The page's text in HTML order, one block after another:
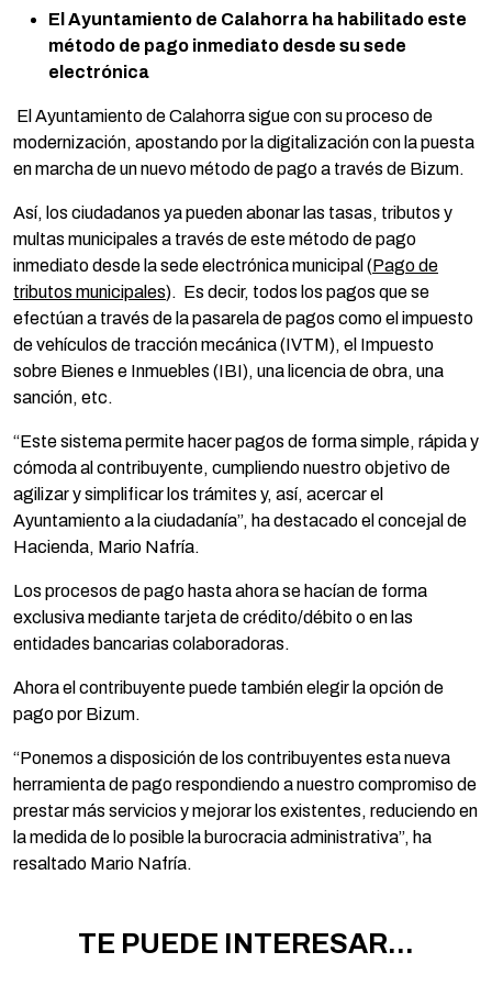
El Ayuntamiento de Calahorra ha habilitado este
método de pago inmediato desde su sede
electrónica
El Ayuntamiento de Calahorra sigue con su proceso de
modernización, apostando por la digitalización con la puesta
en marcha de un nuevo método de pago a través de Bizum.
Así, los ciudadanos ya pueden abonar las tasas, tributos y
multas municipales a través de este método de pago
inmediato desde la sede electrónica municipal ( Pago de
tributos municipales). Es decir, todos los pagos que se
efectúan a través de la pasarela de pagos como el impuesto
de vehículos de tracción mecánica (IVTM), el Impuesto
sobre Bienes e Inmuebles (IBI), una licencia de obra, una
sanción, etc.
“Este sistema permite hacer pagos de forma simple, rápida y
cómoda al contribuyente, cumpliendo nuestro objetivo de
agilizar y simplificar los trámites y, así, acercar el
Ayuntamiento a la ciudadanía”, ha destacado el concejal de
Hacienda, Mario Nafría.
Los procesos de pago hasta ahora se hacían de forma
exclusiva mediante tarjeta de crédito/débito o en las
entidades bancarias colaboradoras.
Ahora el contribuyente puede también elegir la opción de
pago por Bizum.
“Ponemos a disposición de los contribuyentes esta nueva
herramienta de pago respondiendo a nuestro compromiso de
prestar más servicios y mejorar los existentes, reduciendo en
la medida de lo posible la burocracia administrativa”, ha
resaltado Mario Nafría.
TE PUEDE INTERESAR...